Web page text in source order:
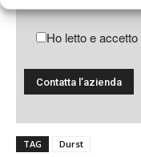
Ho letto e accetto
TAG Durst